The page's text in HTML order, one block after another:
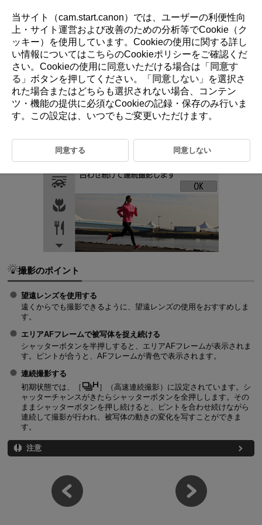
D100-032
スポーツモード
人の走っている姿や乗り物などを撮りたいときは、［ ］（スポーツ
モードを使用します。
撮影のポイント
望遠レンズを使用する
遠くからでも撮影できるように、望遠レンズの使用をおすすめしま
す。
エリアAFフレームで被写体を捉え続ける
シャッターボタンを半押しすると、エリアAFフレームが表示されま
す。ピントが合うと、AFフレームが青色で表示されます。
連続撮影する
初期状態では、［
］（高速連続撮影 ）に設定されています。シ
ャッターチャンスがきたらシャッターボタンを全押しします。その
ままシャッターボタンを押し続けると、ピントを合わせ続けながら
連続して撮影が行われ、被写体の動きの変化を写すことができま
す。
注意
当サイト（cam.start.canon）では、ユーザーの利便性向
上・サイト運営および改善のための分析等でCookie（ク
ッキー）を使用しています。Cookieの使用に関する詳し
い情報についてはこちらのCookieポリシーをご確認くだ
さい。Cookieの使用に同意いただける場合は「 同意す
る 」ボタンを押してください。「 同意しない 」を選択さ
れた場合またはどちらも選択されない場合、コンテン
ツ・機能の提供に必須なCookieの記録・保存のみ行いま
す。この設定は、いつでもご変更いただけます。
同意する 同意しない